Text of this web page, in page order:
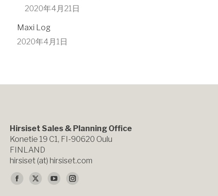
2020年4月21日
Maxi Log
2020年4月1日
Hirsiset Sales & Planning Office
Konetie 19 C1, FI-90620 Oulu
FINLAND
hirsiset (at) hirsiset.com
Find us on:
Facebook
X
YouTubeInstagram